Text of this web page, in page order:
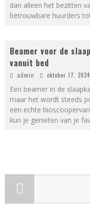
dan alleen het bezitten
betrouwbare huurders
Beamer voor de
vanuit bed
admin oktober 17, 2024
Een beamer in de
maar het wordt steeds
een echte
kun je genieten van je